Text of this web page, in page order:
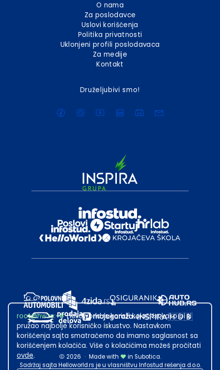
O nama
Za poslodavce
Uslovi korišćenja
Politika privatnosti
Uklonjeni profili poslodavaca
Za medije
Kontakt
Druželjubivi smo!
2026 · Made with
in Subotica.
Sadržaj sajta Helloworld.rs je u vlasništvu Infostud rešenja d.o.o.
root@hw.rs:~#Helloworld.rs koristi kolačiće kako bi ti
pružao najbolje korisničko iskustvo. Nastavkom
korišćenja sajta smatraćemo da imamo saglasnost sa
korišćenjem kolačića. Više o kolačićima možeš pročitati
ovde.